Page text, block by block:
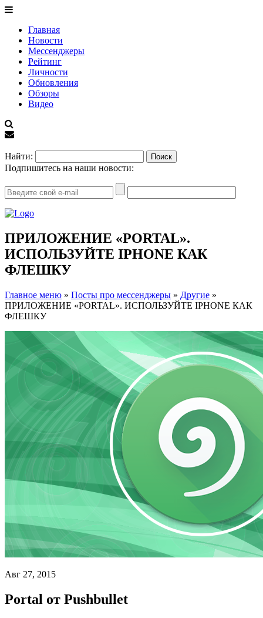
Главная
Новости
Мессенджеры
Рейтинг
Личности
Обновления
Обзоры
Видео
Найти:
Подпишитесь на наши новости:
ПРИЛОЖЕНИЕ «PORTAL».
ИСПОЛЬЗУЙТЕ IPHONE КАК
ФЛЕШКУ
Главное меню » Посты про мессенджеры » Другие »
ПРИЛОЖЕНИЕ «PORTAL». ИСПОЛЬЗУЙТЕ IPHONE КАК
ФЛЕШКУ
Авг 27, 2015
Portal от Pushbullet